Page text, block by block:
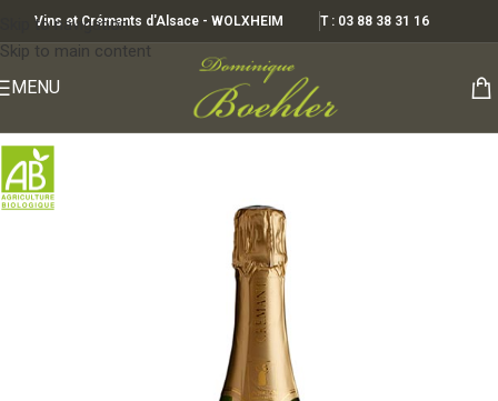
Skip to navigation
Skip to main content
Vins et Crémants d'Alsace - WOLXHEIM T : 03 88 38 31 16
MENU